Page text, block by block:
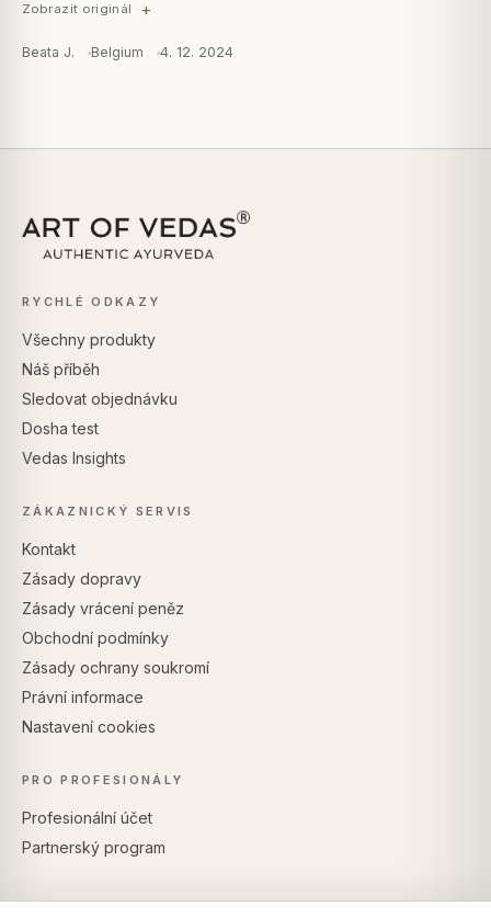
Zobrazit originál
Beata J. Belgium 4. 12. 2024
RYCHLÉ ODKAZY
Všechny produkty
Náš příběh
Sledovat objednávku
Dosha test
Vedas Insights
ZÁKAZNICKÝ SERVIS
Kontakt
Zásady dopravy
Zásady vrácení peněz
Obchodní podmínky
Zásady ochrany soukromí
Právní informace
Nastavení cookies
PRO PROFESIONÁLY
Profesionální účet
Partnerský program